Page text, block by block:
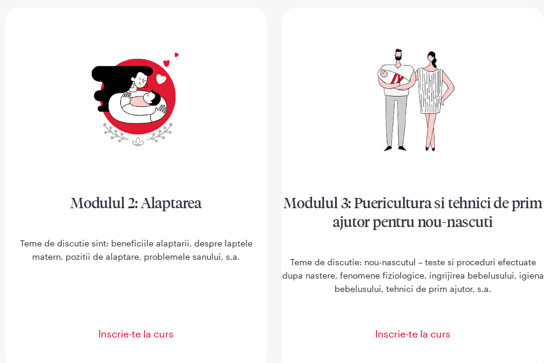
Modulul 2: Alaptarea
Teme de discutie sint: beneficiile alaptarii, despre laptele
matern, pozitii de alaptare, problemele sanului, s.a.
Inscrie-te la curs
Modulul 3: Puericultura si tehnici de prim
ajutor pentru nou-nascuti
Teme de discutie: nou-nascutul – teste si proceduri efectuate
dupa nastere, fenomene fiziologice, ingrijirea bebelusului, igiena
bebelusului, tehnici de prim ajutor, s.a.
Inscrie-te la curs